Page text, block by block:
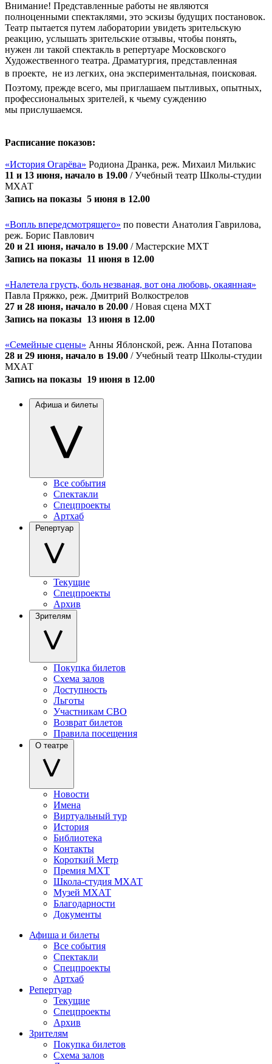
Внимание! Представленные работы не являются
полноценными спектаклями, это эскизы будущих постановок.
Театр пытается путем лаборатории увидеть зрительскую
реакцию, услышать зрительские отзывы, чтобы понять,
нужен ли такой спектакль в репертуаре Московского
Художественного театра. Драматургия, представленная
в проекте,  не из легких, она экспериментальная, поисковая.
Поэтому, прежде всего, мы приглашаем пытливых, опытных,
профессиональных зрителей, к чьему суждению
мы прислушаемся.
Расписание показов:
«История Огарёва» Родиона Дранка, реж. Михаил Милькис
11 и 13 июня, начало в 19.00 / Учебный театр Школы-студии
МХАТ
Запись на показы  5 июня в 12.00
«Вопль впередсмотрящего» по повести Анатолия Гаврилова,
реж. Борис Павлович
20 и 21 июня, начало в 19.00 / Мастерские МХТ
Запись на показы  11 июня в 12.00
«Налетела грусть, боль незваная, вот она любовь, окаянная»
Павла Пряжко, реж. Дмитрий Волкострелов
27 и 28 июня, начало в 20.00 / Новая сцена МХТ
Запись на показы  13 июня в 12.00
«Семейные сцены» Анны Яблонской, реж. Анна Потапова
28 и 29 июня, начало в 19.00 / Учебный театр Школы-студии
МХАТ
Запись на показы  19 июня в 12.00
Афиша и билеты
Все события
Спектакли
Спецпроекты
Артхаб
Репертуар
Текущие
Спецпроекты
Архив
Зрителям
Покупка билетов
Схема залов
Доступность
Льготы
Участникам СВО
Возврат билетов
Правила посещения
О театре
Новости
Имена
Виртуальный тур
История
Библиотека
Контакты
Короткий Метр
Премия МХТ
Школа-студия МХАТ
Музей МХАТ
Благодарности
Документы
Афиша и билеты
Все события
Спектакли
Спецпроекты
Артхаб
Репертуар
Текущие
Спецпроекты
Архив
Зрителям
Покупка билетов
Схема залов